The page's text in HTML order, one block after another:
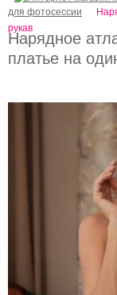
Нарядное
платье на
для фотосессии
рукав